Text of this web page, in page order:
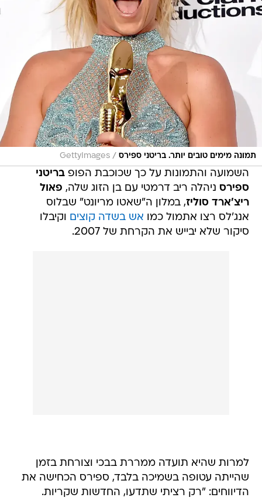
תמונה מימים טובים יותר. בריטני ספירס /
GettyImages
השמועה והתמונות על כך שכוכבת הפופבריטני
ספירס ניהלה ריב דרמטי עם בן הזוג שלה, פאול
ריצ'ארד סוליז, במלון ה"שאטו מריונט" שבלוס
אנג'לס רצו אתמול כמו אש בשדה קוצים וקיבלו
סיקור שלא יבייש את הקרחת של 2007.
למרות שהיא תועדה ממררת בבכי וצורחת בזמן
שהייתה עטופה בשמיכה בלבד, ספירס הכחישה את
הדיווחים: "רק רציתי שתדעו, החדשות שקריות.